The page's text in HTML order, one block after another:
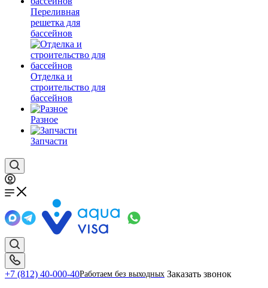
Переливная
решетка для
бассейнов
Отделка и
строительство для
бассейнов
Разное
Запчасти
+7 (812) 40-000-40Работаем без выходных Заказать звонок